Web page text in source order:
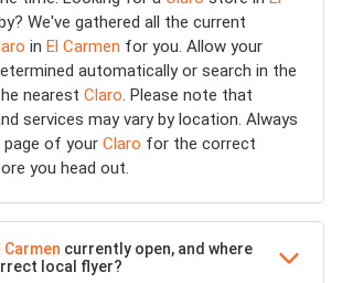
We've gathered all the current
in El Carmen for you. Allow your
automatically or search in the
nearest Claro. Please note that
services may vary by location. Always
of your Claro for the correct
you head out.
Carmen currently open, and where
local flyer?